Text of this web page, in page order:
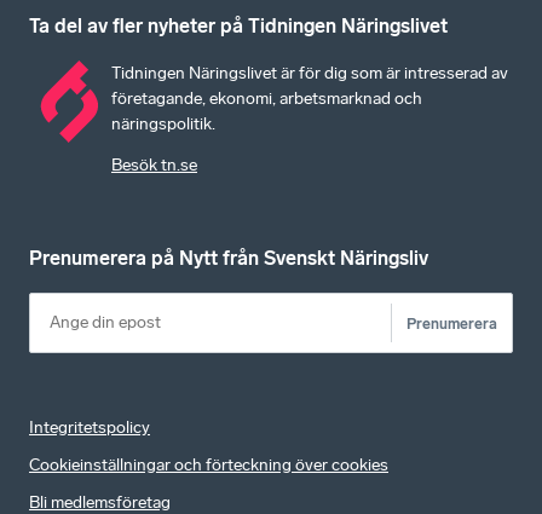
Ta del av fler nyheter på Tidningen Näringslivet
Tidningen Näringslivet är för dig som är intresserad av
företagande, ekonomi, arbetsmarknad och
näringspolitik.
Besök tn.se
Prenumerera på Nytt från Svenskt Näringsliv
Prenumerera
Integritetspolicy
Cookieinställningar och förteckning över cookies
Bli medlemsföretag